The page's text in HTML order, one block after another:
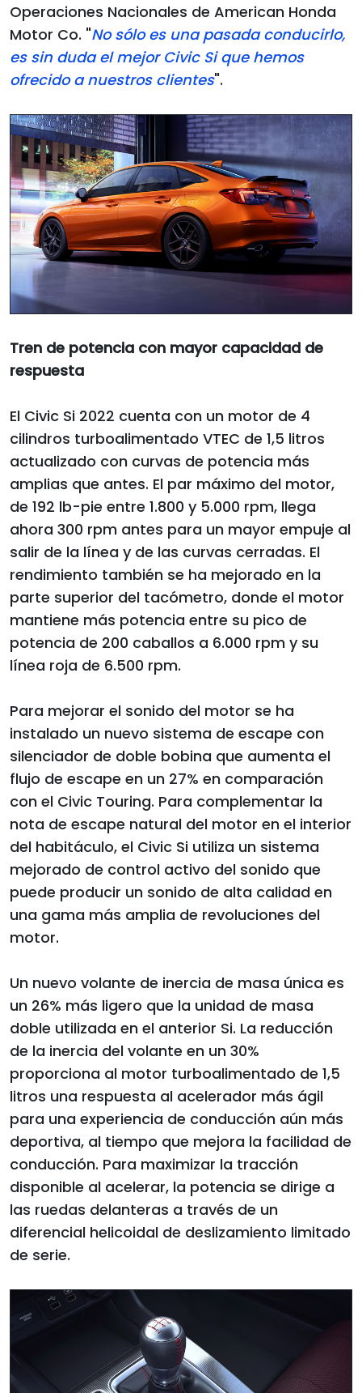
Operaciones Nacionales de American Honda
Motor Co. "No sólo es una pasada conducirlo,
es sin duda el mejor Civic Si que hemos
ofrecido a nuestros clientes".
Tren de potencia con mayor capacidad de
respuesta
El Civic Si 2022 cuenta con un motor de 4
cilindros turboalimentado VTEC de 1,5 litros
actualizado con curvas de potencia más
amplias que antes. El par máximo del motor,
de 192 lb-pie entre 1.800 y 5.000 rpm, llega
ahora 300 rpm antes para un mayor empuje al
salir de la línea y de las curvas cerradas. El
rendimiento también se ha mejorado en la
parte superior del tacómetro, donde el motor
mantiene más potencia entre su pico de
potencia de 200 caballos a 6.000 rpm y su
línea roja de 6.500 rpm.
Para mejorar el sonido del motor se ha
instalado un nuevo sistema de escape con
silenciador de doble bobina que aumenta el
flujo de escape en un 27% en comparación
con el Civic Touring. Para complementar la
nota de escape natural del motor en el interior
del habitáculo, el Civic Si utiliza un sistema
mejorado de control activo del sonido que
puede producir un sonido de alta calidad en
una gama más amplia de revoluciones del
motor.
Un nuevo volante de inercia de masa única es
un 26% más ligero que la unidad de masa
doble utilizada en el anterior Si. La reducción
de la inercia del volante en un 30%
proporciona al motor turboalimentado de 1,5
litros una respuesta al acelerador más ágil
para una experiencia de conducción aún más
deportiva, al tiempo que mejora la facilidad de
conducción. Para maximizar la tracción
disponible al acelerar, la potencia se dirige a
las ruedas delanteras a través de un
diferencial helicoidal de deslizamiento limitado
de serie.